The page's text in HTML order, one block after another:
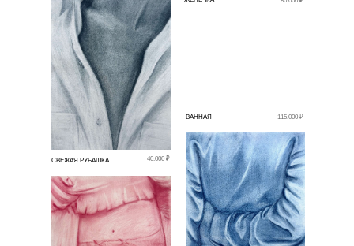
ВАННАЯ 115.000 ₽
СВЕЖАЯ РУБАШКА 40.000 ₽